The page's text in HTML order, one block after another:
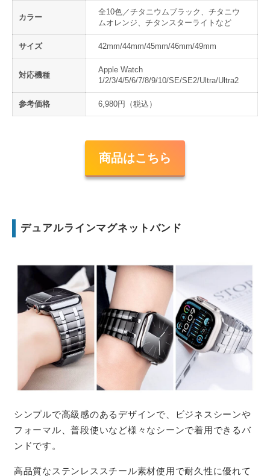
カラー
全10色／チタニウムブラック、チタニウ
ムオレンジ、チタンスターライトなど
サイズ 42mm/44mm/45mm/46mm/49mm
対応機種
Apple Watch
1/2/3/4/5/6/7/8/9/10/SE/SE2/Ultra/Ultra2
参考価格 6,980円（税込）
商品はこちら
デュアルラインマグネットバンド
シンプルで高級感のあるデザインで、ビジネスシーンや
フォーマル、普段使いなど様々なシーンで着用できるバ
ンドです。
高品質なステンレススチール素材使用で耐久性に優れて